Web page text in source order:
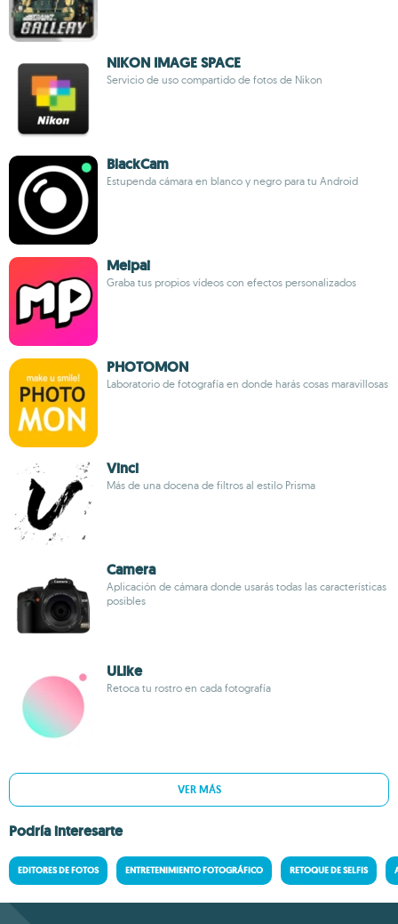
NIKON IMAGE SPACE
Servicio de uso compartido de fotos de Nikon
BlackCam
Estupenda cámara en blanco y negro para tu Android
Meipai
Graba tus propios vídeos con efectos personalizados
PHOTOMON
Laboratorio de fotografía en donde harás cosas maravillosas
Vinci
Más de una docena de filtros al estilo Prisma
Camera
Aplicación de cámara donde usarás todas las características
posibles
ULike
Retoca tu rostro en cada fotografía
VER MÁS
Podría interesarte
EDITORES DE FOTOS ENTRETENIMIENTO FOTOGRÁFICO RETOQUE DE SELFIS